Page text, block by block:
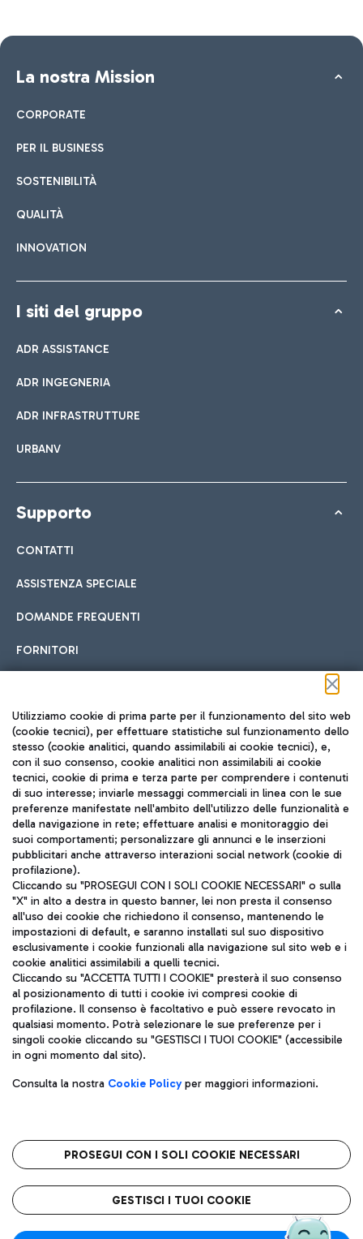
La nostra Mission
CORPORATE
PER IL BUSINESS
SOSTENIBILITÀ
QUALITÀ
INNOVATION
I siti del gruppo
ADR ASSISTANCE
ADR INGEGNERIA
ADR INFRASTRUTTURE
URBANV
Supporto
CONTATTI
ASSISTENZA SPECIALE
DOMANDE FREQUENTI
FORNITORI
Seguici sui social
TRAVEL JOURNAL
ITA
Aeroporti di Roma S.p.A. - Società soggetta a direzione e
coordinamento di Mundys S.p.A.
Codice fiscale e Registro delle Imprese di Roma 13032990155 P.
IVA 06572251004
Capitale sociale 62.224.743,00 int. vers.
Sede legale: Via Pier Paolo Racchetti 1 - 00054 Fiumicino (RM)
telefono +39 06 65951
Privacy policy
Note legali
Roma FCO
L'aeroporto stellato
Utilizziamo cookie di prima parte per il funzionamento del sito web
(cookie tecnici), per effettuare statistiche sul funzionamento dello
stesso (cookie analitici, quando assimilabili ai cookie tecnici), e,
con il suo consenso, cookie analitici non assimilabili ai cookie
tecnici, cookie di prima e terza parte per comprendere i contenuti
di suo interesse; inviarle messaggi commerciali in linea con le sue
preferenze manifestate nell'ambito dell'utilizzo delle funzionalità e
della navigazione in rete; effettuare analisi e monitoraggio dei
suoi comportamenti; personalizzare gli annunci e le inserzioni
pubblicitari anche attraverso interazioni social network (cookie di
profilazione).
Cliccando su "PROSEGUI CON I SOLI COOKIE NECESSARI" o sulla
"X" in alto a destra in questo banner, lei non presta il consenso
all'uso dei cookie che richiedono il consenso, mantenendo le
impostazioni di default, e saranno installati sul suo dispositivo
esclusivamente i cookie funzionali alla navigazione sul sito web e i
cookie analitici assimilabili a quelli tecnici.
Cliccando su "ACCETTA TUTTI I COOKIE" presterà il suo consenso
al posizionamento di tutti i cookie ivi compresi cookie di
profilazione. Il consenso è facoltativo e può essere revocato in
qualsiasi momento. Potrà selezionare le sue preferenze per i
singoli cookie cliccando su "GESTISCI I TUOI COOKIE" (accessibile
in ogni momento dal sito).
Consulta la nostra Cookie Policyper maggiori informazioni.
PROSEGUI CON I SOLI COOKIE NECESSARI
GESTISCI I TUOI COOKIE